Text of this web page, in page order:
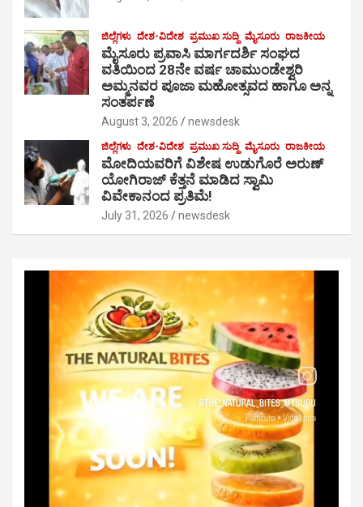
ಜಿಲ್ಲೆಗಳು ದೇಶ-ವಿದೇಶ ಪ್ರಮುಖ ಸುದ್ದಿ ಮೈಸೂರು ರಾಜಕೀಯ
ಮೈಸೂರು ಪ್ರವಾಸಿ ಮಾರ್ಗದರ್ಶಿ ಸಂಘದ
ವತಿಯಿಂದ 28ನೇ ವರ್ಷ ಚಾಮುಂಡೇಶ್ವರಿ
ಅಮ್ಮನವರ ಪೂಜಾ ಮಹೋತ್ಸವದ ಹಾಗೂ ಅನ್ನ
ಸಂತರ್ಪಣೆ
August 3, 2026 newsdesk
ಜಿಲ್ಲೆಗಳು ದೇಶ-ವಿದೇಶ ಪ್ರಮುಖ ಸುದ್ದಿ ಮೈಸೂರು ರಾಜಕೀಯ
ಮೋದಿಯವರಿಗೆ ವಿಶೇಷ ಉಡುಗೊರೆ ಅರುಣ್
ಯೋಗಿರಾಜ್ ಕೆತ್ತನೆ ಮಾಡಿದ ಸ್ವಾಮಿ
ವಿವೇಕಾನಂದ ಪ್ರತಿಮೆ!
July 31, 2026 newsdesk